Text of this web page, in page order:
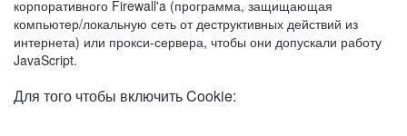
корпоративного Firewall'a (программа, защищающая
компьютер/локальную сеть от деструктивных действий из
интернета) или прокси-сервера, чтобы они допускали работу
JavaScript.
Для того чтобы включить Cookie: